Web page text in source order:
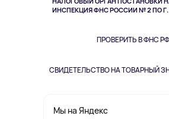
ИНСПЕКЦИЯ ФНС РОССИИ № 2 ПО
ПРОВЕРИТЬ В ФНС РФ
СВИДЕТЕЛЬСТВО НА ТОВАРНЫЙ
Мы на Яндекс
Здоровье питомцев
Одежда и аксессуары